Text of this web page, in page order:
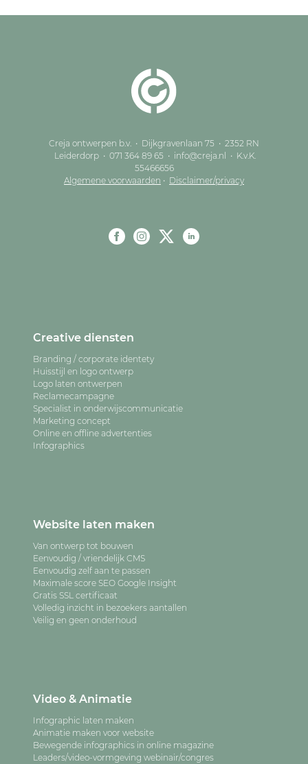
Creja ontwerpen b.v. • Dijkgravenlaan 75 • 2352 RN
Leiderdorp • 071 364 89 65 • info@creja.nl • K.v.K.
55466656
Algemene voorwaarden • Disclaimer/privacy
Creative diensten
Branding / corporate identety
Huisstijl en logo ontwerp
Logo laten ontwerpen
Reclamecampagne
Specialist in onderwijscommunicatie
Marketing concept
Online en offline advertenties
Infographics
Website laten maken
Van ontwerp tot bouwen
Eenvoudig / vriendelijk CMS
Eenvoudig zelf aan te passen
Maximale score SEO Google Insight
Gratis SSL certificaat
Volledig inzicht in bezoekers aantallen
Veilig en geen onderhoud
Video & Animatie
Infographic laten maken
Animatie maken voor website
Bewegende infographics in online magazine
Leaders/video-vormgeving webinair/congres